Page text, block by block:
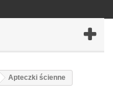
Apteczki ścienne